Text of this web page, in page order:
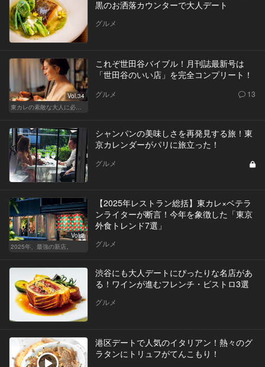
黒のお洒落カウンターで大人デート
グルメ
Vol.34
東カレの素敵な大人に必要なこと
これぞ世田谷バイブル！月刊誌最新号は
「世田谷のいい店」を完全コンプリート！
グルメ 13
シャンパンの美味しさを再発見する旅！東
京カレンダーがパリに旅立った！
グルメ
Vol.2
2025年、最強の新店。
【2025年レストラン総括】東カレ×ベテラ
ンライターが断言！今年を象徴した「東京
外食トレンド7選」
グルメ
渋谷にも大人デートにぴったりな名店があ
る！ワインが進むフレンチ・ビストロ3選
グルメ
港区デートで人気のイタリアン！熱々のグ
ラタンにトリュフがてんこもり！